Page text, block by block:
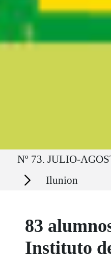
Ruta del sitio
Nº 73. JULIO-
Secciones Ilunion
83
Instituto